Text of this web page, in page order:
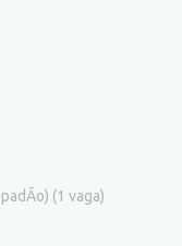
(1 vaga)